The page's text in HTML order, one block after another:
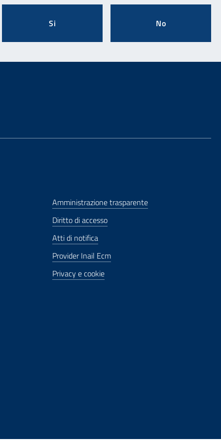
Si No
Amministrazione trasparente
Diritto di accesso
Atti di notifica
Provider Inail Ecm
Privacy e cookie